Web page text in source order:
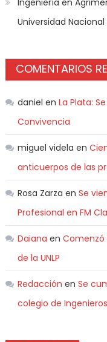
Ingeniería en
Universidad
COMENTARIOS
daniel en La Plata:
Convivencia
miguel videla en
anticuerpos de las
Rosa Zarza en Se
Profesional en FM
Daiana en Comenzó
de la UNLP
Redacción en Se
colegio de